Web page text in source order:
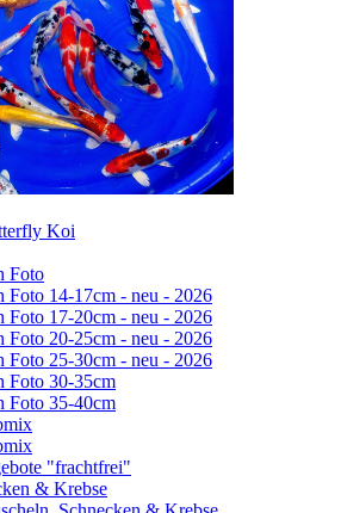
Koi
Foto
14-17cm - neu - 2026
17-20cm - neu - 2026
20-25cm - neu - 2026
25-30cm - neu - 2026
Foto 30-35cm
Foto 35-40cm
"frachtfrei"
& Krebse